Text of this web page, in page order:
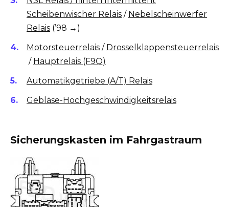
Scheibenwischer Relais / Nebelscheinwerfer
Relais (’98 →)
Motorsteuerrelais / Drosselklappensteuerrelais
/ Hauptrelais (F9Q)
Automatikgetriebe (A/T) Relais
Gebläse-Hochgeschwindigkeitsrelais
Sicherungskasten im Fahrgastraum